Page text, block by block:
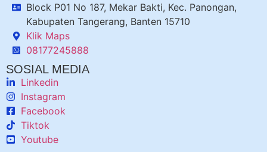
Block P01 No 187, Mekar Bakti, Kec. Panongan,
Kabupaten Tangerang, Banten 15710
Klik Maps
08177245888
SOSIAL MEDIA
Linkedin
Instagram
Facebook
Tiktok
Youtube